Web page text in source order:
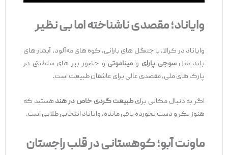
وایاناد؛ مقصدی ناشناخته اما بی‌نظیر
وایاناد در کرالا، با جنگل ‌های بارانی، کوه‌ های مه‌آلود، آبشار های
بلند مثلسوجی ‌پارایو مینا‌موتیو حضور ببر های سلطنتی در
پارک‌ های ملی، مقصدی عالی برای عاشقان طبیعت است.
اگر به دنبال مکانی برایطبیعت‌ گردی خاص در هندهستید که
هنوز بکر و دست ‌نخورده باقی مانده، وایاناد انتخابی طلایی است.
ماونت آبو؛ کوهستانی در قلب راجستان